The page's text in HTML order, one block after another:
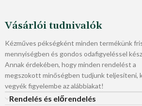
Vásárlói tudnivalók
Kézműves pékségként minden termékünk
mennyiségben és gondos odafigyeléssel
Annak érdekében, hogy minden rendelést a
megszokott minőségben tudjunk teljesíteni,
vegyék figyelembe az alábbiakat!
Rendelés és előrendelés